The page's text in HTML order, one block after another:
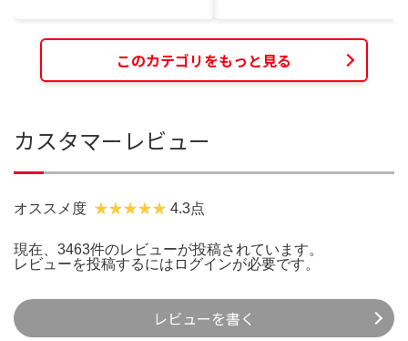
このカテゴリをもっと見る
カスタマーレビュー
オススメ度 4.3点
現在、3463件のレビューが投稿されています。
レビューを投稿するには ログインが必要です。
レビューを書く